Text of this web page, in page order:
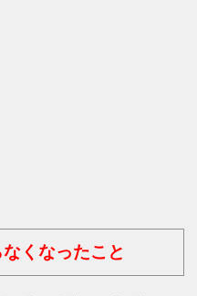
くなったこと